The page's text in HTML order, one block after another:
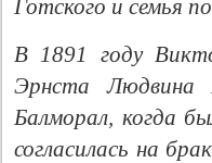
Готского и семья
В 1891 году
Эрнста Людвина
Балморал, когда
согласилась на